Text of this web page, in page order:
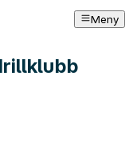
Meny